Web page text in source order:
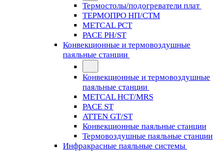
Термостолы/подогреватели плат
ТЕРМОПРО НП/СТМ
METCAL PCT
PACE PH/ST
Конвекционные и термовоздушные
паяльные станции
Конвекционные и термовоздушные
паяльные станции
METCAL HCT/MRS
PACE ST
ATTEN GT/ST
Конвекционные паяльные станции
Термовоздушные паяльные станции
Инфракрасные паяльные системы